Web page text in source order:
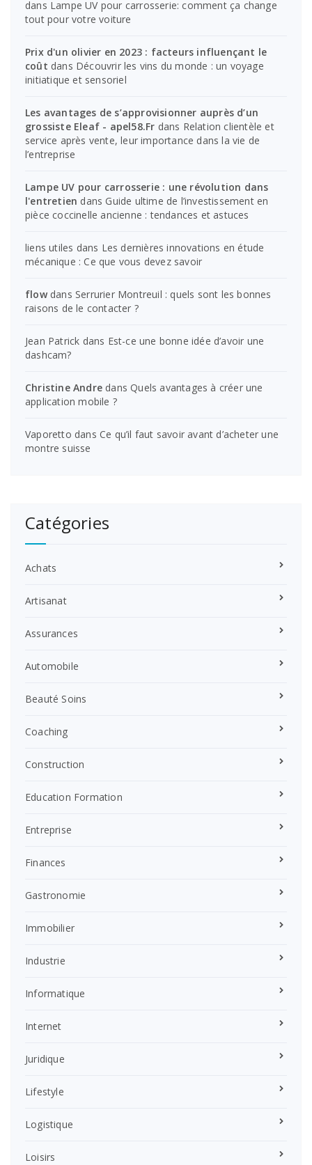
dans Lampe UV pour carrosserie: comment ça change
tout pour votre voiture
Prix d'un olivier en 2023 : facteurs influençant le
coût dans Découvrir les vins du monde : un voyage
initiatique et sensoriel
Les avantages de s’approvisionner auprès d’un
grossiste Eleaf - apel58.Fr dans Relation clientèle et
service après vente, leur importance dans la vie de
l’entreprise
Lampe UV pour carrosserie : une révolution dans
l'entretien dans Guide ultime de l’investissement en
pièce coccinelle ancienne : tendances et astuces
liens utiles dans Les dernières innovations en étude
mécanique : Ce que vous devez savoir
flowdans Serrurier Montreuil : quels sont les bonnes
raisons de le contacter ?
Jean Patrick dans Est-ce une bonne idée d’avoir une
dashcam?
Christine Andre dansQuels avantages à créer une
application mobile ?
Vaporetto dansCe qu’il faut savoir avant d’acheter une
montre suisse
Catégories
Achats
Artisanat
Assurances
Automobile
Beauté Soins
Coaching
Construction
Education Formation
Entreprise
Finances
Gastronomie
Immobilier
Industrie
Informatique
Internet
Juridique
Lifestyle
Logistique
Loisirs